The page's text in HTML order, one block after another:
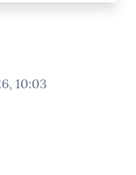
10:03